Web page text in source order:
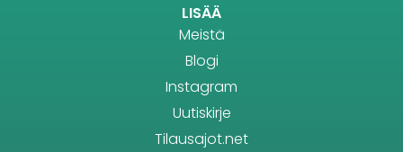
LISÄÄ
Meistä
Blogi
Instagram
Uutiskirje
Tilausajot.net